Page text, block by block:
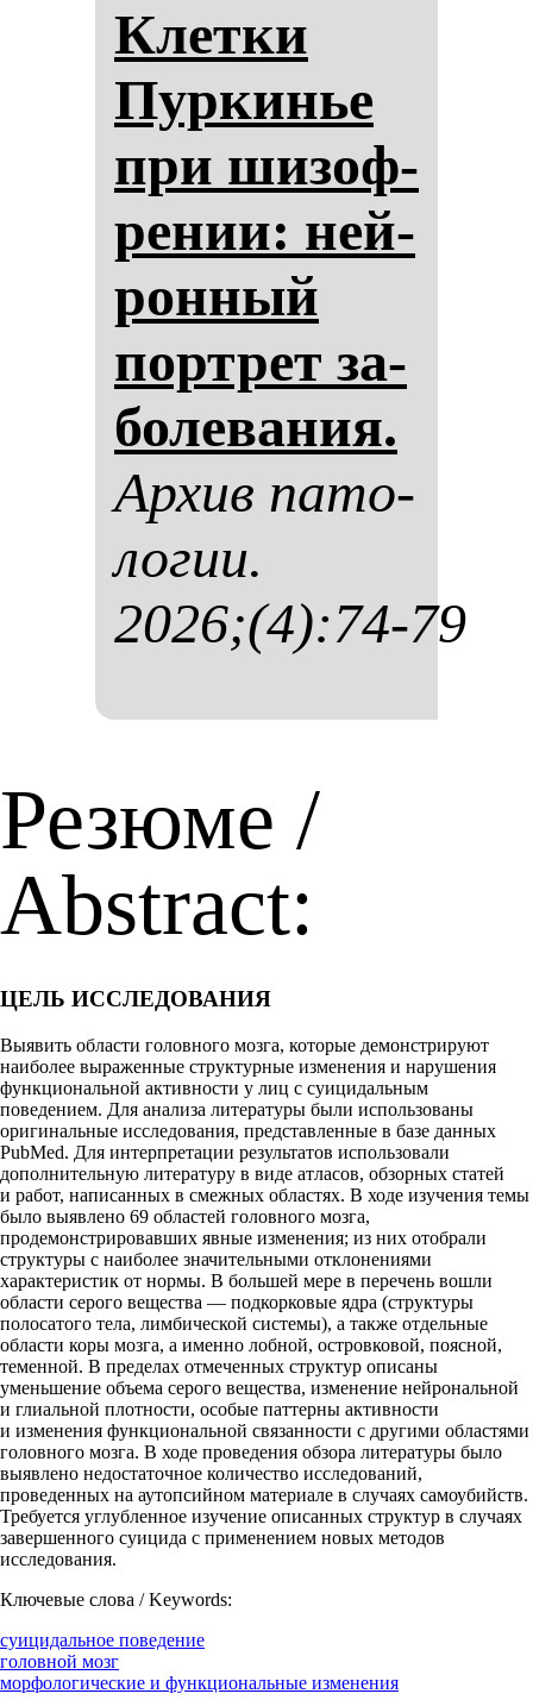
Клет­ки
Пур­кинье
при ши­зоф­
ре­нии: ней­
рон­ный
пор­трет за­
бо­ле­ва­ния.
Ар­хив па­то­
ло­гии.
2026;(4):74-79
Резюме /
Abstract:
ЦЕЛЬ ИССЛЕДОВАНИЯ
Выявить области головного мозга, которые демонстрируют
наиболее выраженные структурные изменения и нарушения
функциональной активности у лиц с суицидальным
поведением. Для анализа литературы были использованы
оригинальные исследования, представленные в базе данных
PubMed. Для интерпретации результатов использовали
дополнительную литературу в виде атласов, обзорных статей
и работ, написанных в смежных областях. В ходе изучения темы
было выявлено 69 областей головного мозга,
продемонстрировавших явные изменения; из них отобрали
структуры с наиболее значительными отклонениями
характеристик от нормы. В большей мере в перечень вошли
области серого вещества — подкорковые ядра (структуры
полосатого тела, лимбической системы), а также отдельные
области коры мозга, а именно лобной, островковой, поясной,
теменной. В пределах отмеченных структур описаны
уменьшение объема серого вещества, изменение нейрональной
и глиальной плотности, особые паттерны активности
и изменения функциональной связанности с другими областями
головного мозга. В ходе проведения обзора литературы было
выявлено недостаточное количество исследований,
проведенных на аутопсийном материале в случаях самоубийств.
Требуется углубленное изучение описанных структур в случаях
завершенного суицида с применением новых методов
исследования.
Ключевые слова / Keywords:
суицидальное поведение
головной мозг
морфологические и функциональные изменения